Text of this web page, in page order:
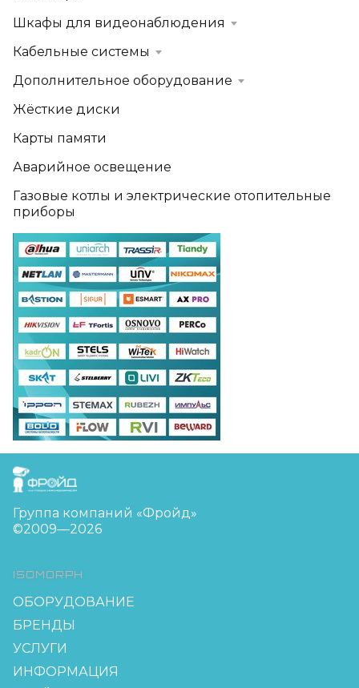
Шкафы для видеонаблюдения
Кабельные системы
Дополнительное оборудование
Жёсткие диски
Карты памяти
Аварийное освещение
Газовые котлы и электрические отопительные
приборы
FreudGroup
Группа компаний «Фройд»
©2009—2026
ISOMORPH
ОБОРУДОВАНИЕ
БРЕНДЫ
УСЛУГИ
ИНФОРМАЦИЯ